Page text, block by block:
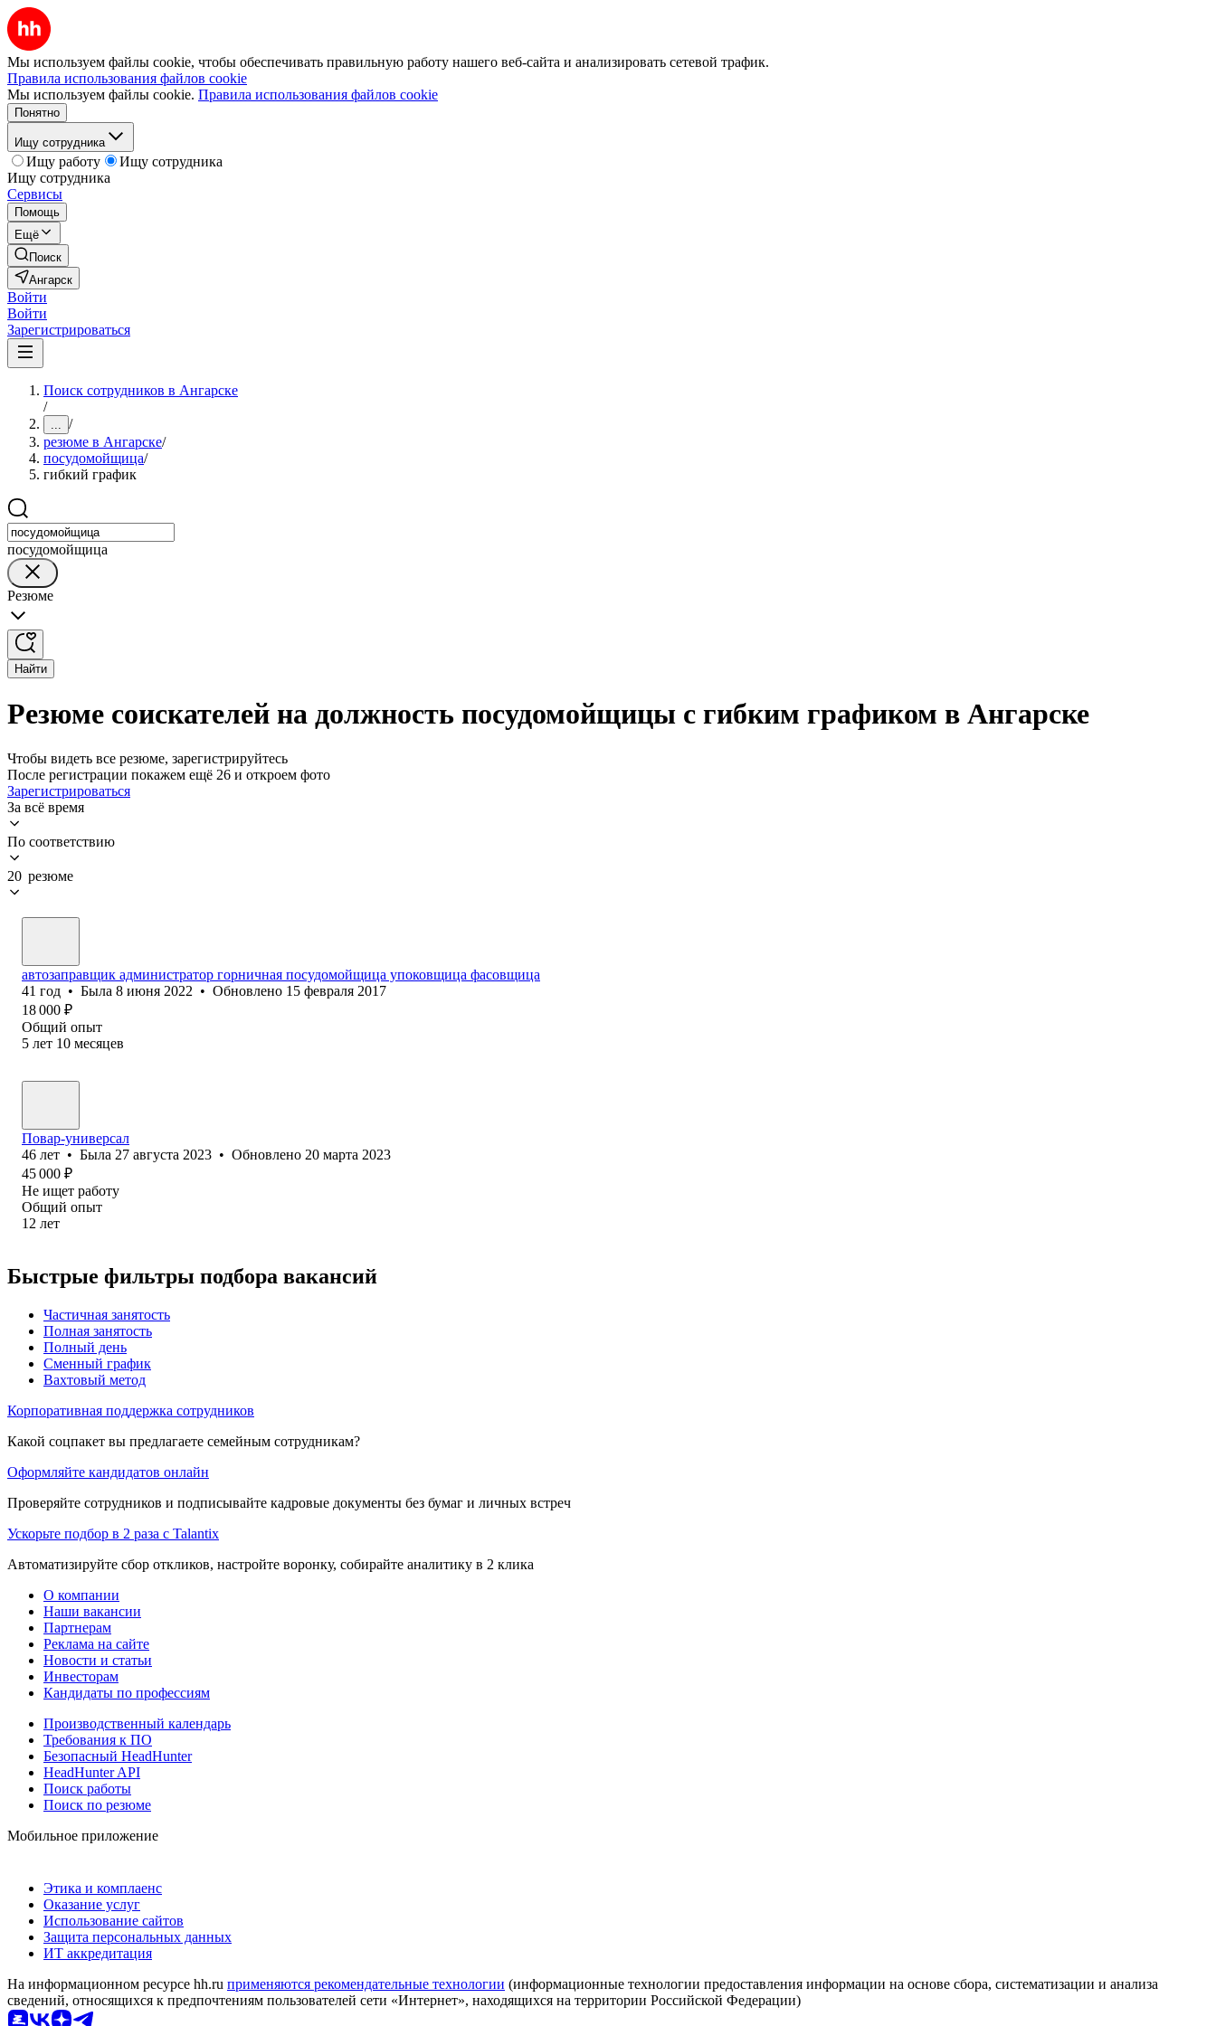
Мы используем файлы cookie, чтобы обеспечивать правильную работу нашего веб-сайта и анализировать сетевой трафик.
Правила использования файлов cookie
Мы используем файлы cookie. Правила использования файлов cookie
Понятно
Ищу сотрудника
Ищу работу
Ищу сотрудника
Ищу сотрудника
Сервисы
Помощь
Ещё
Поиск
Ангарск
Войти
Войти
Зарегистрироваться
Поиск сотрудников в Ангарске
/
... /
резюме в Ангарске/
посудомойщица/
гибкий график
посудомойщица
Резюме
Найти
Резюме соискателей на должность посудомойщицы с гибким графиком в Ангарске
Чтобы видеть все резюме, зарегистрируйтесь
После регистрации покажем ещё 26 и откроем фото
Зарегистрироваться
За всё время
По соответствию
20 резюме
автозаправщик администратор горничная посудомойщица упоковщица фасовщица
41 год • Была 8 июня 2022 • Обновлено 15 февраля 2017
18 000 ₽
Общий опыт
5 лет 10 месяцев
Повар-универсал
46 лет • Была 27 августа 2023 • Обновлено 20 марта 2023
45 000 ₽
Не ищет работу
Общий опыт
12 лет
Быстрые фильтры подбора вакансий
Частичная занятость
Полная занятость
Полный день
Сменный график
Вахтовый метод
Корпоративная поддержка сотрудников
Какой соцпакет вы предлагаете семейным сотрудникам?
Оформляйте кандидатов онлайн
Проверяйте сотрудников и подписывайте кадровые документы без бумаг и личных встреч
Ускорьте подбор в 2 раза с Talantix
Автоматизируйте сбор откликов, настройте воронку, собирайте аналитику в 2 клика
О компании
Наши вакансии
Партнерам
Реклама на сайте
Новости и статьи
Инвесторам
Кандидаты по профессиям
Производственный календарь
Требования к ПО
Безопасный HeadHunter
HeadHunter API
Поиск работы
Поиск по резюме
Мобильное приложение
Этика и комплаенс
Оказание услуг
Использование сайтов
Защита персональных данных
ИТ аккредитация
На информационном ресурсе hh.ru применяются рекомендательные технологии (информационные технологии предоставления информации на основе сбора, систематизации и анализа
сведений, относящихся к предпочтениям пользователей сети «Интернет», находящихся на территории Российской Федерации)